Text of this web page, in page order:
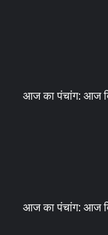
आज का पंचांग: आज